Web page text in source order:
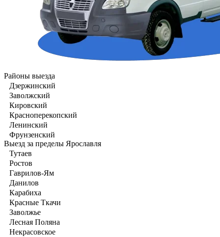
Районы выезда
Дзержинский
Заволжский
Кировский
Красноперекопский
Ленинский
Фрунзенский
Выезд за пределы Ярославля
Тутаев
Ростов
Гаврилов-Ям
Данилов
Карабиха
Красные Ткачи
Заволжье
Лесная Поляна
Некрасовское